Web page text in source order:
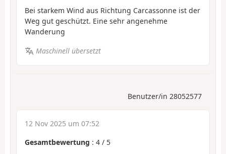
Bei starkem Wind aus Richtung Carcassonne ist der
Weg gut geschützt. Eine sehr angenehme
Wanderung
Maschinell übersetzt
Benutzer/in 28052577
12 Nov 2025 um 07:52
Gesamtbewertung : 4 / 5